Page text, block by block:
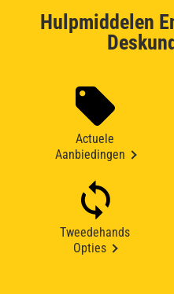
Hulpmiddelen
Actuele
Aanbiedingen
Tweedehands
Opties